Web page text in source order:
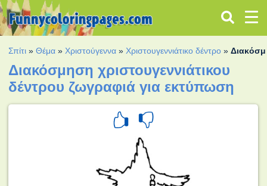
Σπίτι »Θέμα » Χριστούγεννα » Χριστουγεννιάτικο δέντρο »
Διακόσμηση χριστουγεννιάτικου
δέντρου ζωγραφιά για εκτύπωση